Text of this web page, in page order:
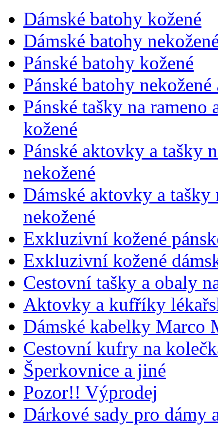
Dámské batohy kožené
Dámské batohy
Pánské batohy kožené
Pánské batohy
Pánské tašky na
kožené
Pánské aktovky a tašky
nekožené
Dámské aktovky a
nekožené
Exkluzivní kožené
Exkluzivní kožené
Cestovní tašky a obaly
Aktovky a kufříky
Dámské kabelky Marco
Cestovní kufry na
Šperkovnice a jiné
Pozor!! Výprodej
Dárkové sady pro dámy